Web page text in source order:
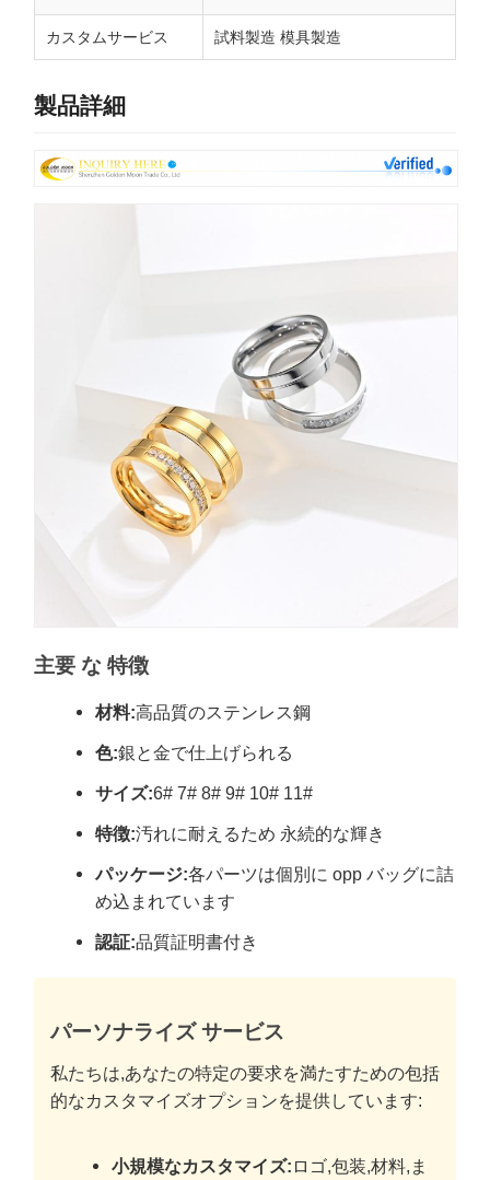
カスタムサービス 試料製造 模具製造
製品詳細
主要 な 特徴
材料:高品質のステンレス鋼
色:銀と金で仕上げられる
サイズ:6# 7# 8# 9# 10# 11#
特徴:汚れに耐えるため 永続的な輝き
パッケージ:各パーツは個別に opp バッグに詰
め込まれています
認証:品質証明書付き
パーソナライズ サービス
私たちは,あなたの特定の要求を満たすための包括
的なカスタマイズオプションを提供しています:
小規模なカスタマイズ: ロゴ,包装,材料,ま